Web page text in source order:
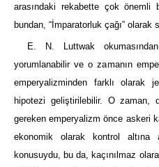
arasındaki rekabette çok önemli
bundan, “İmparatorluk çağı” olarak
E. N. Luttwak
yorumlanabilir ve o zamanın
emperyalizminden farklı olarak
hipotezi geliştirilebilir. O zaman,
gereken emperyalizm önce askeri
ekonomik olarak kontrol
konusuydu, bu da, kaçınılmaz